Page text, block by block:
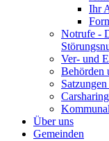
Ihr
Notrufe -
Ver- und
Behörden
Über uns
Gemeinden